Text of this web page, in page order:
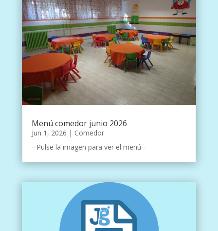
Menú comedor junio 2026
Jun 1, 2026 | Comedor
--Pulse la imagen para ver el menú--